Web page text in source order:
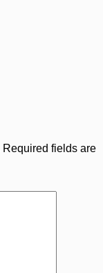
Required fields are